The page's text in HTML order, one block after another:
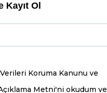
Kayıt Ol
Koruma Kanunu ve
Metni'ni okudum ve